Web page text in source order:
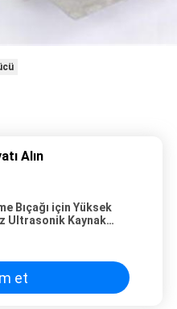
Alın
Bıçağı için Yüksek
Ultrasonik Kaynak
et